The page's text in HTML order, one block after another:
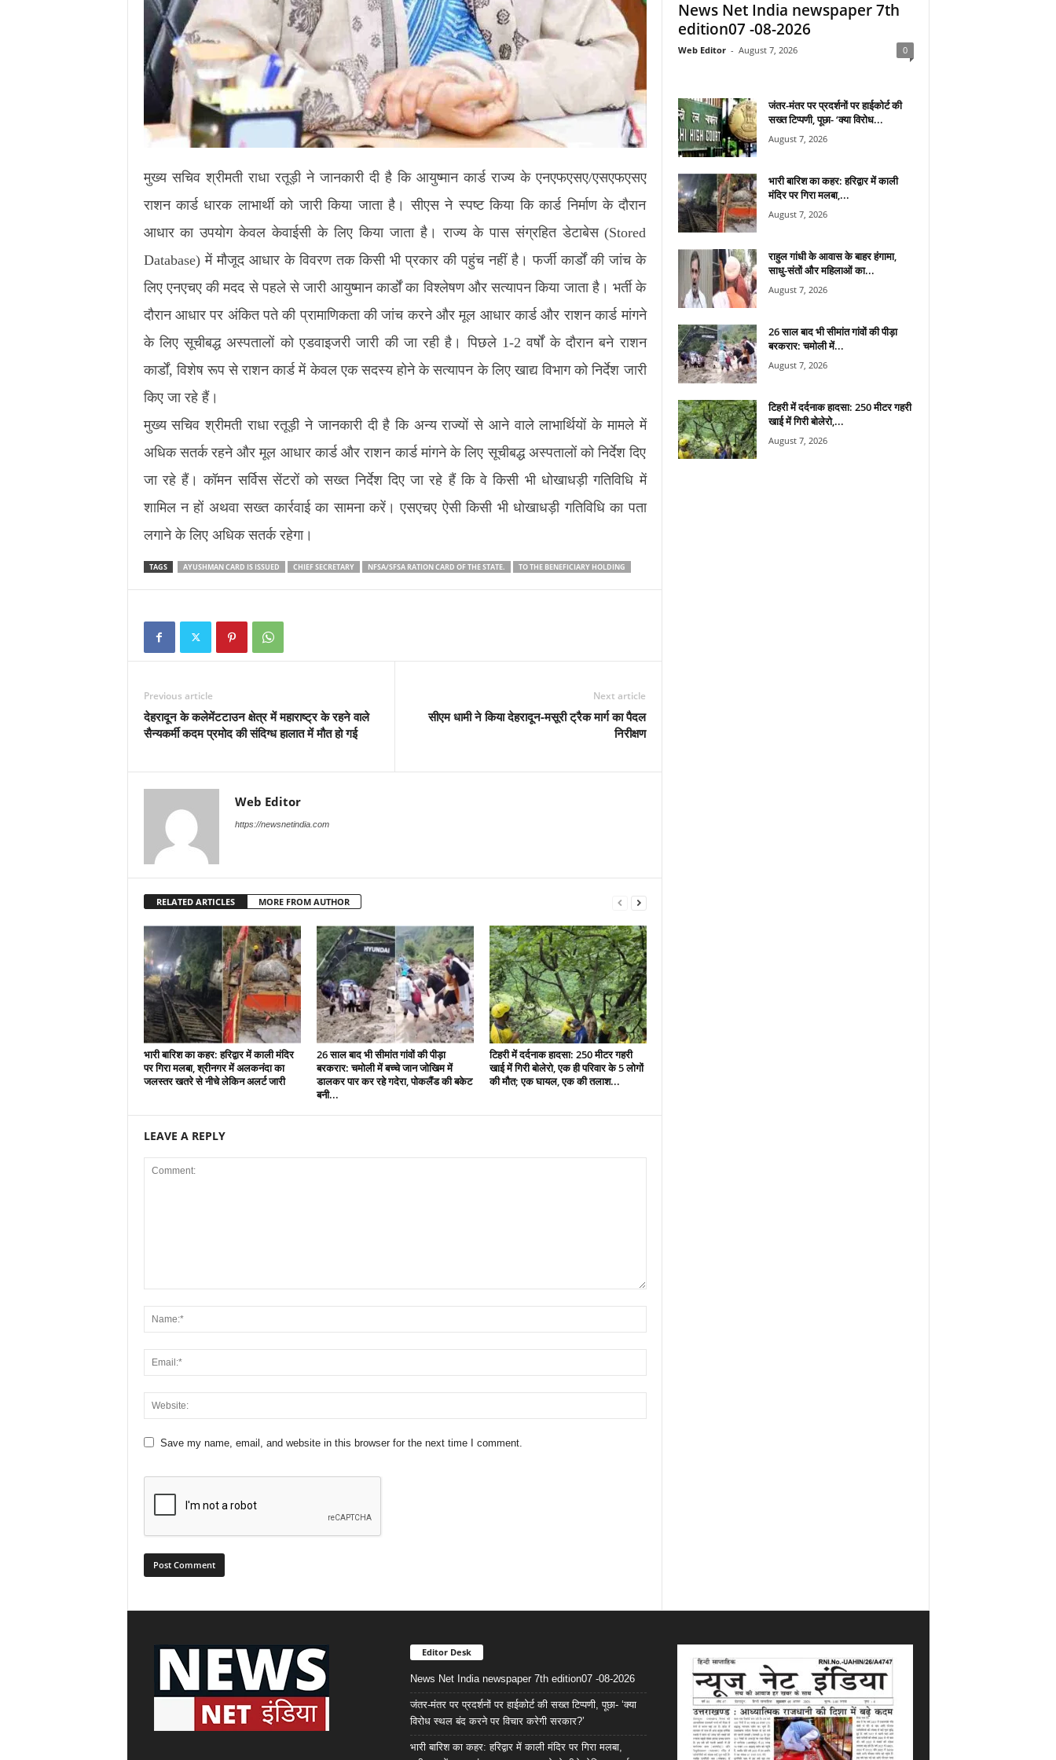
मुख्य सचिव श्रीमती राधा रतूड़ी ने जानकारी दी है कि आयुष्मान कार्ड राज्य के एनएफएसए/एसएफएसए
राशन कार्ड धारक लाभार्थी को जारी किया जाता है। सीएस ने स्पष्ट किया कि कार्ड निर्माण के दौरान
आधार का उपयोग केवल केवाईसी के लिए किया जाता है। राज्य के पास संग्रहित डेटाबेस (Stored
Database) में मौजूद आधार के विवरण तक किसी भी प्रकार की पहुंच नहीं है। फर्जी कार्डों की जांच के
लिए एनएचए की मदद से पहले से जारी आयुष्मान कार्डों का विश्लेषण और सत्यापन किया जाता है। भर्ती के
दौरान आधार पर अंकित पते की प्रामाणिकता की जांच करने और मूल आधार कार्ड और राशन कार्ड मांगने
के लिए सूचीबद्ध अस्पतालों को एडवाइजरी जारी की जा रही है। पिछले 1-2 वर्षों के दौरान बने राशन
कार्डों, विशेष रूप से राशन कार्ड में केवल एक सदस्य होने के सत्यापन के लिए खाद्य विभाग को निर्देश जारी
किए जा रहे हैं।
मुख्य सचिव श्रीमती राधा रतूड़ी ने जानकारी दी है कि अन्य राज्यों से आने वाले लाभार्थियों के मामले में
अधिक सतर्क रहने और मूल आधार कार्ड और राशन कार्ड मांगने के लिए सूचीबद्ध अस्पतालों को निर्देश दिए
जा रहे हैं। कॉमन सर्विस सेंटरों को सख्त निर्देश दिए जा रहे हैं कि वे किसी भी धोखाधड़ी गतिविधि में
शामिल न हों अथवा सख्त कार्रवाई का सामना करें। एसएचए ऐसी किसी भी धोखाधड़ी गतिविधि का पता
लगाने के लिए अधिक सतर्क रहेगा।
TAGS AYUSHMAN CARD IS ISSUED CHIEF SECRETARY NFSA/SFSA RATION CARD OF THE STATE. TO THE BENEFICIARY HOLDING
Previous article
देहरादून के कलेमेंटटाउन क्षेत्र में महाराष्ट्र के रहने वाले
सैन्यकर्मी कदम प्रमोद की संदिग्ध हालात में मौत हो गई
Next article
सीएम धामी ने किया देहरादून-मसूरी ट्रैक मार्ग का पैदल
निरीक्षण
Web Editor
https://newsnetindia.com
RELATED ARTICLES MORE FROM AUTHOR
भारी बारिश का कहर: हरिद्वार में काली मंदिर
पर गिरा मलबा, श्रीनगर में अलकनंदा का
जलस्तर खतरे से नीचे लेकिन अलर्ट जारी
26 साल बाद भी सीमांत गांवों की पीड़ा
बरकरार: चमोली में बच्चे जान जोखिम में
डालकर पार कर रहे गदेरा, पोकलैंड की बकेट
बनी...
टिहरी में दर्दनाक हादसा: 250 मीटर गहरी
खाई में गिरी बोलेरो, एक ही परिवार के 5 लोगों
की मौत; एक घायल, एक की तलाश...
LEAVE A REPLY
Save my name, email, and website in this browser for the next time I comment.
News Net India newspaper 7th
edition07 -08-2026
Web Editor - August 7, 2026 0
जंतर-मंतर पर प्रदर्शनों पर हाईकोर्ट की
सख्त टिप्पणी, पूछा- ‘क्या विरोध...
August 7, 2026
भारी बारिश का कहर: हरिद्वार में काली
मंदिर पर गिरा मलबा,...
August 7, 2026
राहुल गांधी के आवास के बाहर हंगामा,
साधु-संतों और महिलाओं का...
August 7, 2026
26 साल बाद भी सीमांत गांवों की पीड़ा
बरकरार: चमोली में...
August 7, 2026
टिहरी में दर्दनाक हादसा: 250 मीटर गहरी
खाई में गिरी बोलेरो,...
August 7, 2026
Editor Desk
News Net India newspaper 7th edition07 -08-2026
जंतर-मंतर पर प्रदर्शनों पर हाईकोर्ट की सख्त टिप्पणी, पूछा- ‘क्या
विरोध स्थल बंद करने पर विचार करेगी सरकार?’
भारी बारिश का कहर: हरिद्वार में काली मंदिर पर गिरा मलबा,